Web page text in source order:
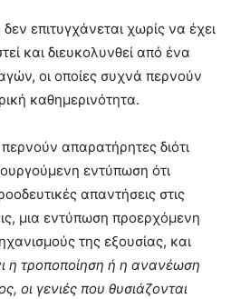
επιτυγχάνεται χωρίς να έχει
και διευκολυνθεί από ένα
οι οποίες συχνά περνούν
καθημερινότητα.
απαρατήρητες διότι
εντύπωση ότι
απαντήσεις στις
μια εντύπωση προερχόμενη
της εξουσίας, και
η τροποποίηση ή η ανανέωση
οι γενιές που θυσιάζονται